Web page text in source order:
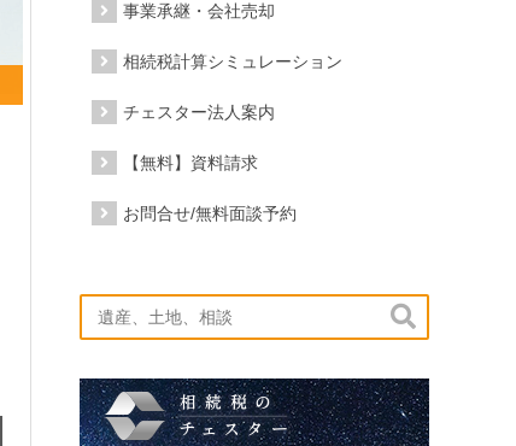
事業承継・会社売却
相続税計算シミュレーション
チェスター法人案内
【無料】資料請求
お問合せ/無料面談予約
